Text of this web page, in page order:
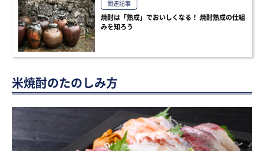
関連記事
焼酎は「熟成」でおいしくなる！ 焼酎熟成の仕組
みを知ろう
米焼酎のたのしみ方